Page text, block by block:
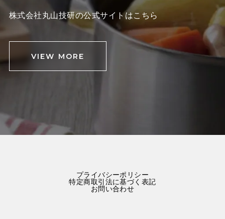
株式会社丸山技研の公式サイトはこちら
VIEW MORE
プライバシーポリシー
特定商取引法に基づく表記
お問い合わせ